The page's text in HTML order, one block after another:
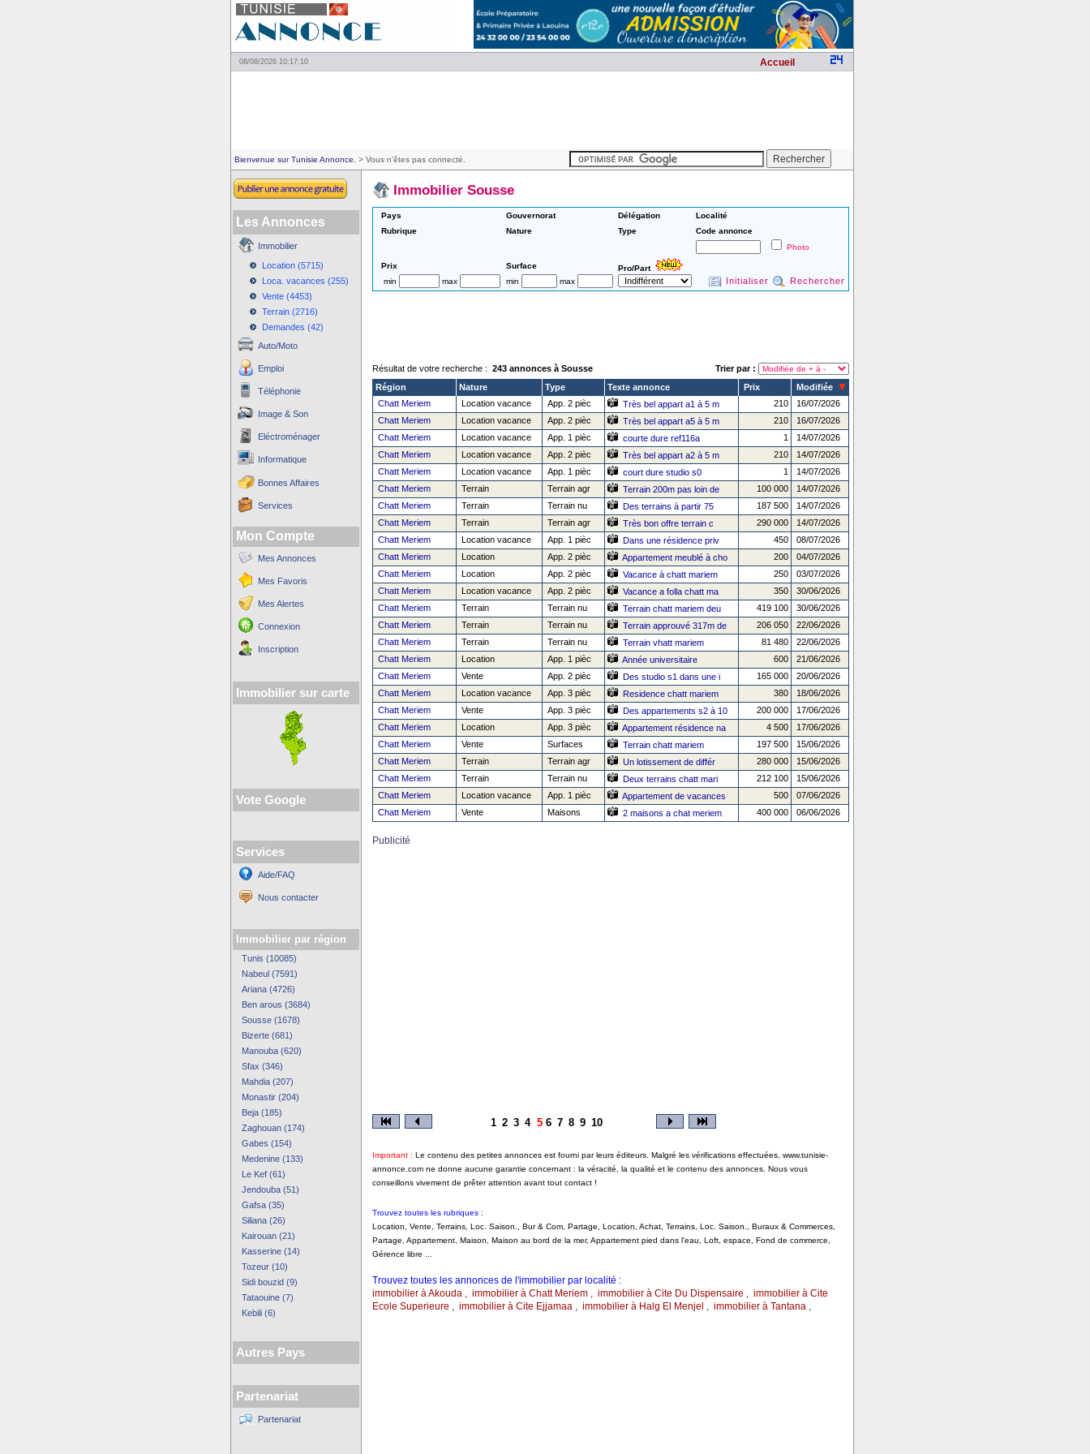
08/08/2026 10:17:10 Accueil
Bienvenue sur Tunisie Annonce. > Vous n'êtes pas connecté.
Les Annonces
Immobilier
Location (5715)
Loca. vacances (255)
Vente (4453)
Terrain (2716)
Demandes (42)
Auto/Moto
Emploi
Téléphonie
Image & Son
Eléctroménager
Informatique
Bonnes Affaires
Services
Mon Compte
Mes Annonces
Mes Favoris
Mes Alertes
Connexion
Inscription
Immobilier sur carte
Vote Google
Services
Aide/FAQ
Nous contacter
Immobilier par région
Tunis (10085)
Nabeul (7591)
Ariana (4726)
Ben arous (3684)
Sousse (1678)
Bizerte (681)
Manouba (620)
Sfax (346)
Mahdia (207)
Monastir (204)
Beja (185)
Zaghouan (174)
Gabes (154)
Medenine (133)
Le Kef (61)
Jendouba (51)
Gafsa (35)
Siliana (26)
Kairouan (21)
Kasserine (14)
Tozeur (10)
Sidi bouzid (9)
Tataouine (7)
Kebili (6)
Autres Pays
Partenariat
Partenariat
Immobilier Sousse
Pays Gouvernorat Délégation
Localité
Rubrique
Nature Type
Code annonce
Photo
Prix Surface
Pro/Part
min
max min max Initialiser Rechercher
Résultat de votre recherche : 243 annonces à Sousse
Trier par :
Région
Nature Type Texte annonce Prix
Modifiée
Chatt Meriem
Location vacance App. 2 pièc Très bel appart a1 à 5 m 210
16/07/2026
Chatt Meriem
Location vacance App. 2 pièc Très bel appart a5 à 5 m 210
16/07/2026
Chatt Meriem
Location vacance App. 1 pièc courte dure ref116a 1
14/07/2026
Chatt Meriem
Location vacance App. 2 pièc Très bel appart a2 à 5 m 210
14/07/2026
Chatt Meriem
Location vacance App. 1 pièc court dure studio s0 1
14/07/2026
Chatt Meriem
Terrain Terrain agr Terrain 200m pas loin de 100 000
14/07/2026
Chatt Meriem
Terrain Terrain nu Des terrains à partir 75 187 500
14/07/2026
Chatt Meriem
Terrain Terrain agr Très bon offre terrain c 290 000
14/07/2026
Chatt Meriem
Location vacance App. 1 pièc Dans une résidence priv 450
08/07/2026
Chatt Meriem
Location App. 2 pièc Appartement meublé à cho 200
04/07/2026
Chatt Meriem
Location App. 2 pièc Vacance à chatt mariem 250
03/07/2026
Chatt Meriem
Location vacance App. 2 pièc Vacance a folla chatt ma 350
30/06/2026
Chatt Meriem
Terrain Terrain nu Terrain chatt mariem deu 419 100
30/06/2026
Chatt Meriem
Terrain Terrain nu Terrain approuvé 317m de 206 050
22/06/2026
Chatt Meriem
Terrain Terrain nu Terrain vhatt mariem 81 480
22/06/2026
Chatt Meriem
Location App. 1 pièc Année universitaire 600
21/06/2026
Chatt Meriem
Vente App. 2 pièc Des studio s1 dans une i 165 000
20/06/2026
Chatt Meriem
Location vacance App. 3 pièc Residence chatt mariem 380
18/06/2026
Chatt Meriem
Vente App. 3 pièc Des appartements s2 à 10 200 000
17/06/2026
Chatt Meriem
Location App. 3 pièc Appartement résidence na 4 500
17/06/2026
Chatt Meriem
Vente Surfaces Terrain chatt mariem 197 500
15/06/2026
Chatt Meriem
Terrain Terrain agr Un lotissement de différ 280 000
15/06/2026
Chatt Meriem
Terrain Terrain nu Deux terrains chatt mari 212 100
15/06/2026
Chatt Meriem
Location vacance App. 1 pièc Appartement de vacances 500
07/06/2026
Chatt Meriem
Vente Maisons 2 maisons a chat meriem 400 000 06/06/2026
Publicité
1 2 3 4 5 6 7 8 9 10
Important : Le contenu des petites annonces est fourni par leurs éditeurs. Malgré les vérifications effectuées, www.tunisie-
annonce.com ne donne aucune garantie concernant : la véracité, la qualité et le contenu des annonces. Nous vous
conseillons vivement de prêter attention avant tout contact !
Trouvez toutes les rubriques :
Location, Vente, Terrains, Loc. Saison., Bur & Com, Partage, Location, Achat, Terrains, Loc. Saison., Buraux & Commerces,
Partage, Appartement, Maison, Maison au bord de la mer, Appartement pied dans l'eau, Loft, espace, Fond de commerce,
Gérence libre ...
Trouvez toutes les annonces de l'immobilier par localité :
immobilier à Akouda, immobilier à Chatt Meriem, immobilier à Cite Du Dispensaire , immobilier à Cite
Ecole Superieure , immobilier à Cite Ejjamaa, immobilier à Halg El Menjel , immobilier à Tantana,